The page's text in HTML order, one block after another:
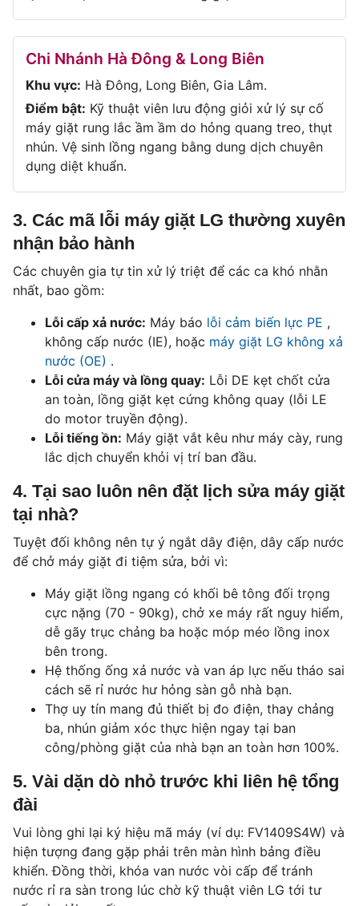
Chi Nhánh Hà Đông & Long Biên
Khu vực: Hà Đông, Long Biên, Gia Lâm.
Điểm bật: Kỹ thuật viên lưu động giỏi xử lý sự cố
máy giặt rung lắc ầm ầm do hỏng quang treo, thụt
nhún. Vệ sinh lồng ngang bằng dung dịch chuyên
dụng diệt khuẩn.
3. Các mã lỗi máy giặt LG thường xuyên
nhận bảo hành
Các chuyên gia tự tin xử lý triệt để các ca khó nhằn
nhất, bao gồm:
Lỗi cấp xả nước: Máy báo lỗi cảm biến lực PE ,
không cấp nước (IE), hoặc máy giặt LG không xả
nước (OE) .
Lỗi cửa máy và lồng quay: Lỗi DE kẹt chốt cửa
an toàn, lồng giặt kẹt cứng không quay (lỗi LE
do motor truyền động).
Lỗi tiếng ồn: Máy giặt vắt kêu như máy cày, rung
lắc dịch chuyển khỏi vị trí ban đầu.
4. Tại sao luôn nên đặt lịch sửa máy giặt
tại nhà?
Tuyệt đối không nên tự ý ngắt dây điện, dây cấp nước
để chở máy giặt đi tiệm sửa, bởi vì:
Máy giặt lồng ngang có khối bê tông đối trọng
cực nặng (70 - 90kg), chở xe máy rất nguy hiểm,
dễ gãy trục chảng ba hoặc móp méo lồng inox
bên trong.
Hệ thống ống xả nước và van áp lực nếu tháo sai
cách sẽ rỉ nước hư hỏng sàn gỗ nhà bạn.
Thợ uy tín mang đủ thiết bị đo điện, thay chảng
ba, nhún giảm xóc thực hiện ngay tại ban
công/phòng giặt của nhà bạn an toàn hơn 100%.
5. Vài dặn dò nhỏ trước khi liên hệ tổng
đài
Vui lòng ghi lại ký hiệu mã máy (ví dụ: FV1409S4W) và
hiện tượng đang gặp phải trên màn hình bảng điều
khiển. Đồng thời, khóa van nước vòi cấp để tránh
nước rỉ ra sàn trong lúc chờ kỹ thuật viên LG tới tư